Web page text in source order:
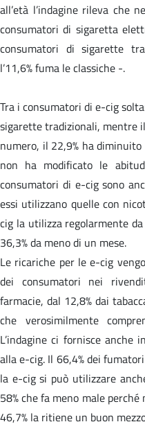
all’età l’indagine rileva che
consumatori di sigaretta
consumatori di sigarette
l’11,6% fuma le classiche -.
Tra i consumatori di e-cig
sigarette tradizionali, mentre
numero, il 22,9% ha
non ha modificato le
consumatori di e-cig sono
essi utilizzano quelle con
cig la utilizza regolarmente
36,3% da meno di un mese.
Le ricariche per le e-cig
dei consumatori nei
farmacie, dal 12,8% dai
che verosimilmente
L’indagine ci fornisce anche
alla e-cig. Il 66,4% dei
la e-cig si può utilizzare
58% che fa meno male
46,7% la ritiene un buon